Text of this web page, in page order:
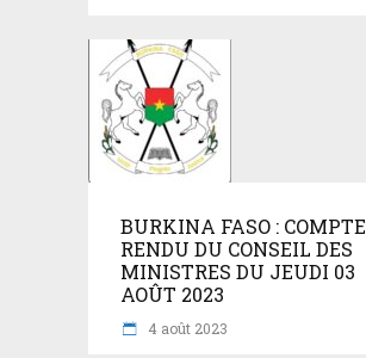
BURKINA FASO : COMPTE
RENDU DU CONSEIL DES
MINISTRES DU JEUDI 03
AOÛT 2023
4 août 2023